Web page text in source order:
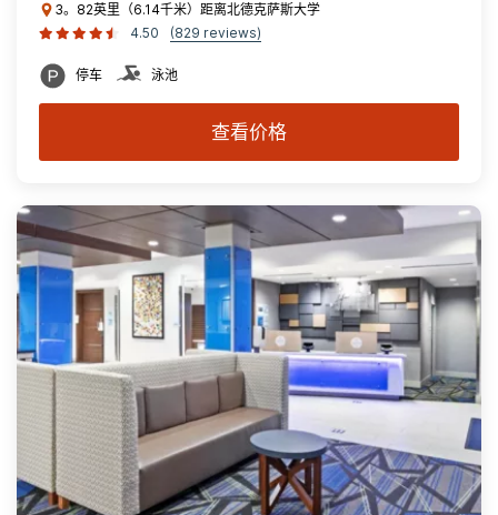
3。82英里（6.14千米）距离北德克萨斯大学
4.50
(829 reviews)
停车 泳池
查看价格